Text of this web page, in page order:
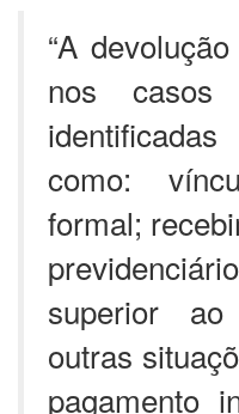
“A
nos
como:
formal;
superior
outras
pagamento